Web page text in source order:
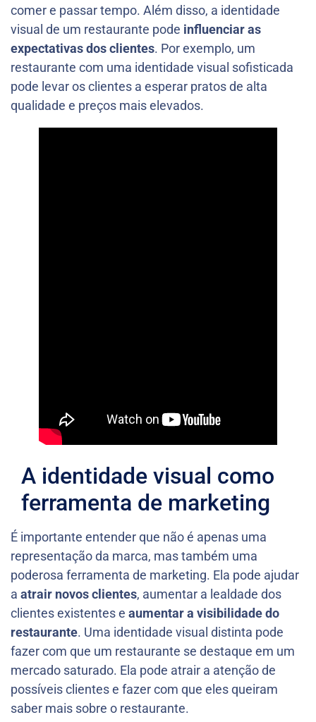
comer e passar tempo. Além disso, a identidade
visual de um restaurante pode influenciar as
expectativas dos clientes. Por exemplo, um
restaurante com uma identidade visual sofisticada
pode levar os clientes a esperar pratos de alta
qualidade e preços mais elevados.
A identidade visual como
ferramenta de marketing
É importante entender que não é apenas uma
representação da marca, mas também uma
poderosa ferramenta de marketing. Ela pode ajudar
a atrair novos clientes, aumentar a lealdade dos
clientes existentes e aumentar a visibilidade do
restaurante. Uma identidade visual distinta pode
fazer com que um restaurante se destaque em um
mercado saturado. Ela pode atrair a atenção de
possíveis clientes e fazer com que eles queiram
saber mais sobre o restaurante.